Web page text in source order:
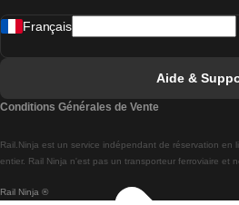
Trains de Lisbonne
Trains de Braga à
Rail Ninja ®
Rail.Ninja est un service indépendant de réservation en
entier. Rail Ninja n'est pas un transporteur ferroviaire et
Français
Aide &
Conditions Générales de Vente